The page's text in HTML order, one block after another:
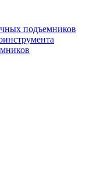
подъемников